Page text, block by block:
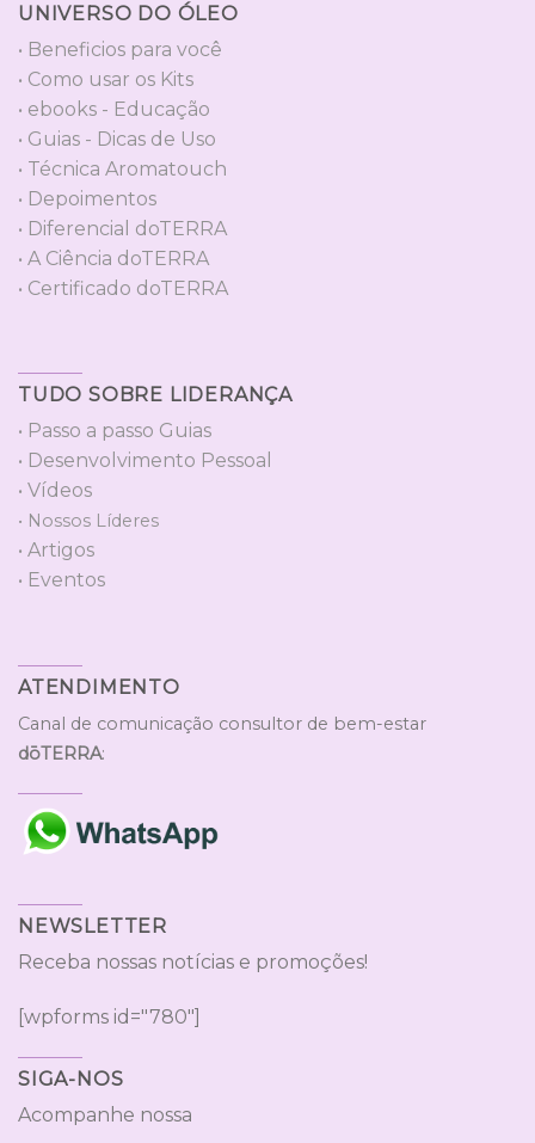
UNIVERSO DO ÓLEO
• Beneficios para você
• Como usar os Kits
• ebooks - Educação
• Guias - Dicas de Uso
• Técnica Aromatouch
• Depoimentos
• Diferencial doTERRA
• A Ciência doTERRA
• Certificado doTERRA
TUDO SOBRE LIDERANÇA
• Passo a passo Guias
• Desenvolvimento Pessoal
• Vídeos
• Nossos Líderes
• Artigos
• Eventos
ATENDIMENTO
Canal de comunicação consultor de bem-estar
dōTERRA:
NEWSLETTER
Receba nossas notícias e promoções!
[wpforms id="780"]
SIGA-NOS
Acompanhe nossa